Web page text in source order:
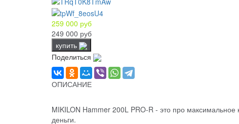
259 000 руб
249 000 руб
купить
Поделиться
ОПИСАНИЕ
MIKILON Hammer 200L PRO-R - это про максимальное
деньги.